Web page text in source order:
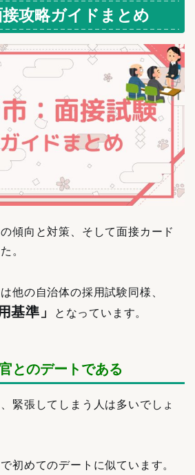
攻略ガイドまとめ
傾向と対策、そして面接カード
。
他の自治体の採用試験同様、
基準」 となっています。
とのデートである
緊張してしまう人は多いでしょ
初めてのデートに似ています。